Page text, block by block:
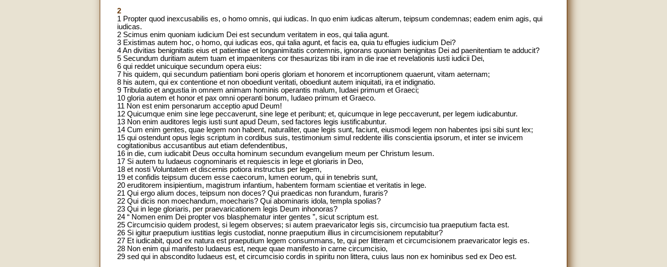
2
1 Propter quod inexcusabilis es, o homo omnis, qui iudicas. In quo enim iudicas alterum, teipsum condemnas; eadem enim agis, qui
iudicas.
2 Scimus enim quoniam iudicium Dei est secundum veritatem in eos, qui talia agunt.
3 Existimas autem hoc, o homo, qui iudicas eos, qui talia agunt, et facis ea, quia tu effugies iudicium Dei?
4 An divitias benignitatis eius et patientiae et longanimitatis contemnis, ignorans quoniam benignitas Dei ad paenitentiam te adducit?
5 Secundum duritiam autem tuam et impaenitens cor thesaurizas tibi iram in die irae et revelationis iusti iudicii Dei,
6 qui reddet unicuique secundum opera eius:
7 his quidem, qui secundum patientiam boni operis gloriam et honorem et incorruptionem quaerunt, vitam aeternam;
8 his autem, qui ex contentione et non oboediunt veritati, oboediunt autem iniquitati, ira et indignatio.
9 Tribulatio et angustia in omnem animam hominis operantis malum, Iudaei primum et Graeci;
10 gloria autem et honor et pax omni operanti bonum, Iudaeo primum et Graeco.
11 Non est enim personarum acceptio apud Deum!
12 Quicumque enim sine lege peccaverunt, sine lege et peribunt; et, quicumque in lege peccaverunt, per legem iudicabuntur.
13 Non enim auditores legis iusti sunt apud Deum, sed factores legis iustificabuntur.
14 Cum enim gentes, quae legem non habent, naturaliter, quae legis sunt, faciunt, eiusmodi legem non habentes ipsi sibi sunt lex;
15 qui ostendunt opus legis scriptum in cordibus suis, testimonium simul reddente illis conscientia ipsorum, et inter se invicem
cogitationibus accusantibus aut etiam defendentibus,
16 in die, cum iudicabit Deus occulta hominum secundum evangelium meum per Christum Iesum.
17 Si autem tu Iudaeus cognominaris et requiescis in lege et gloriaris in Deo,
18 et nosti Voluntatem et discernis potiora instructus per legem,
19 et confidis teipsum ducem esse caecorum, lumen eorum, qui in tenebris sunt,
20 eruditorem insipientium, magistrum infantium, habentem formam scientiae et veritatis in lege.
21 Qui ergo alium doces, teipsum non doces? Qui praedicas non furandum, furaris?
22 Qui dicis non moechandum, moecharis? Qui abominaris idola, templa spolias?
23 Qui in lege gloriaris, per praevaricationem legis Deum inhonoras?
24 “ Nomen enim Dei propter vos blasphematur inter gentes ”, sicut scriptum est.
25 Circumcisio quidem prodest, si legem observes; si autem praevaricator legis sis, circumcisio tua praeputium facta est.
26 Si igitur praeputium iustitias legis custodiat, nonne praeputium illius in circumcisionem reputabitur?
27 Et iudicabit, quod ex natura est praeputium legem consummans, te, qui per litteram et circumcisionem praevaricator legis es.
28 Non enim qui manifesto Iudaeus est, neque quae manifesto in carne circumcisio,
29 sed qui in abscondito Iudaeus est, et circumcisio cordis in spiritu non littera, cuius laus non ex hominibus sed ex Deo est.